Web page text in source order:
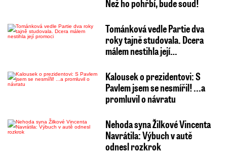
Než ho pohřbí, bude soud!
Tománková vedle Partie dva
roky tajně studovala. Dcera
málem nestihla její…
Kalousek o prezidentovi: S
Pavlem jsem se nesmířil! ...a
promluvil o návratu
Nehoda syna Žilkové Vincenta
Navrátila: Výbuch v autě
odnesl rozkrok